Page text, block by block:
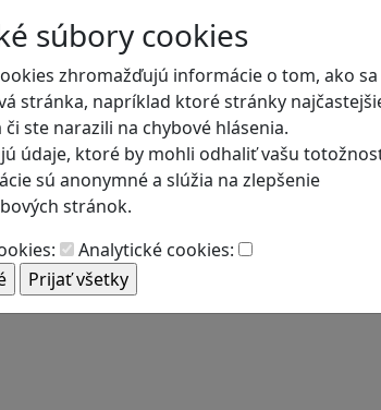
súbory cookies
zhromažďujú informácie o tom, ako sa
stránka, napríklad ktoré stránky
či ste narazili na chybové hlásenia.
údaje, ktoré by mohli odhaliť vašu
sú anonymné a slúžia na zlepšenie
stránok.
Analytické cookies: